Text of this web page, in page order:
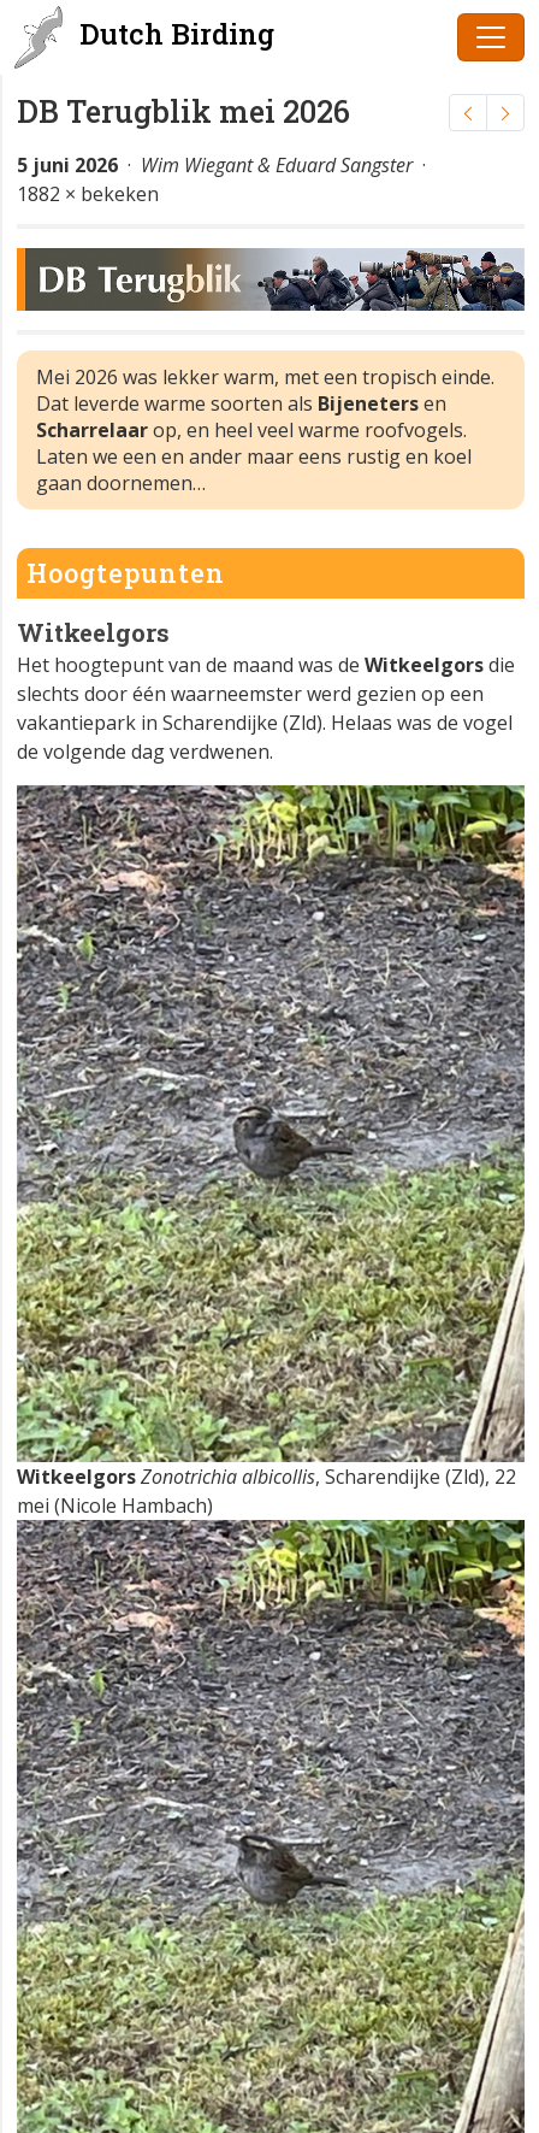
Dutch Birding
DB Terugblik mei 2026
5 juni 2026 · Wim Wiegant & Eduard Sangster·
1882 × bekeken
Mei 2026 was lekker warm, met een tropisch einde.
Dat leverde warme soorten als Bijenetersen
Scharrelaarop, en heel veel warme roofvogels.
Laten we een en ander maar eens rustig en koel
gaan doornemen…
Hoogtepunten
Witkeelgors
Het hoogtepunt van de maand was de Witkeelgorsdie
slechts door één waarneemster werd gezien op een
vakantiepark in Scharendijke (Zld). Helaas was de vogel
de volgende dag verdwenen.
WitkeelgorsZonotrichia albicollis, Scharendijke (Zld), 22
mei (Nicole Hambach)